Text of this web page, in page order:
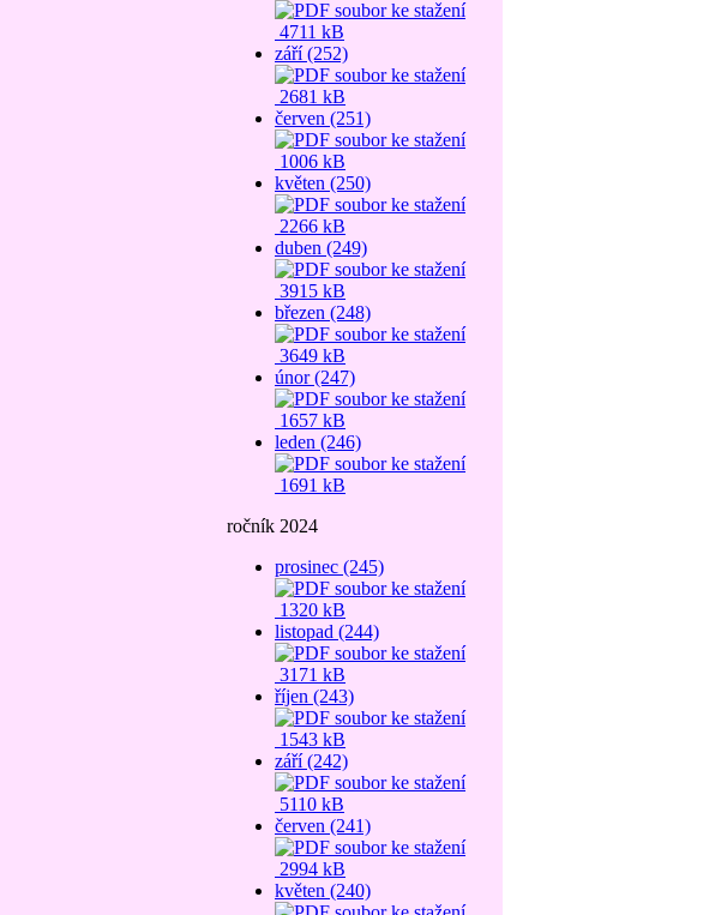
4711 kB
září (252)
2681 kB
červen (251)
1006 kB
květen (250)
2266 kB
duben (249)
3915 kB
březen (248)
3649 kB
únor (247)
1657 kB
leden (246)
1691 kB
ročník 2024
prosinec (245)
1320 kB
listopad (244)
3171 kB
říjen (243)
1543 kB
září (242)
5110 kB
červen (241)
2994 kB
květen (240)